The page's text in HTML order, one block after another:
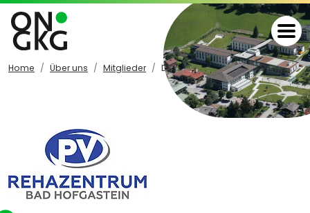
Home Über uns Mitglieder Details